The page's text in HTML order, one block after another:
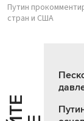
Путин
стран и США